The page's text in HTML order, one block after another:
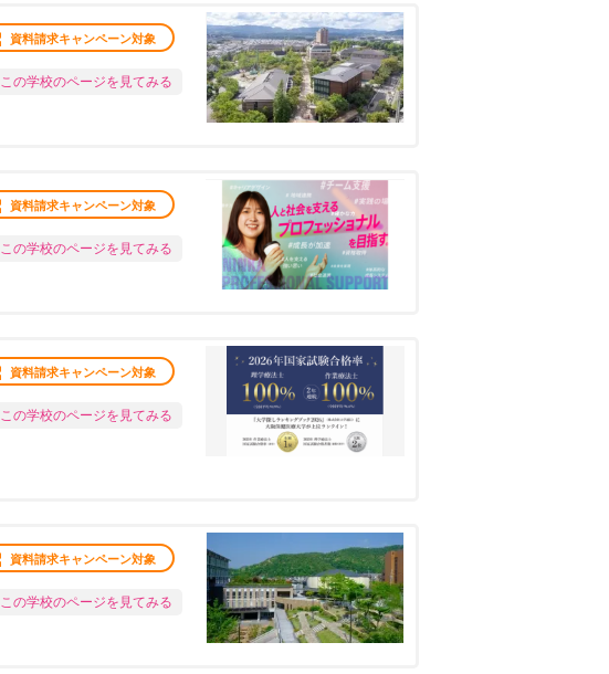
資料請求キャンペーン対象
この学校のページを見てみる
資料請求キャンペーン対象
この学校のページを見てみる
資料請求キャンペーン対象
この学校のページを見てみる
資料請求キャンペーン対象
この学校のページを見てみる